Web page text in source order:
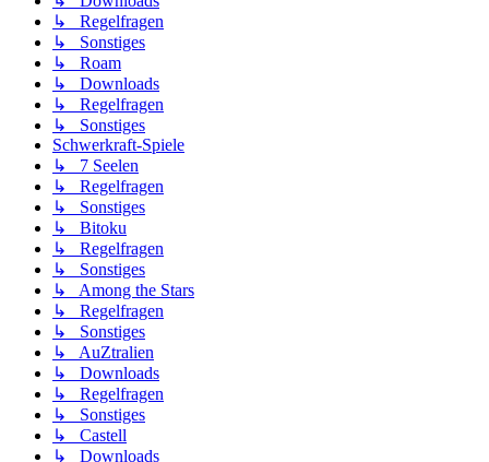
↳ Regelfragen
↳ Sonstiges
↳ Roam
↳ Downloads
↳ Regelfragen
↳ Sonstiges
Schwerkraft-Spiele
↳ 7 Seelen
↳ Regelfragen
↳ Sonstiges
↳ Bitoku
↳ Regelfragen
↳ Sonstiges
↳ Among the Stars
↳ Regelfragen
↳ Sonstiges
↳ AuZtralien
↳ Downloads
↳ Regelfragen
↳ Sonstiges
↳ Castell
↳ Downloads